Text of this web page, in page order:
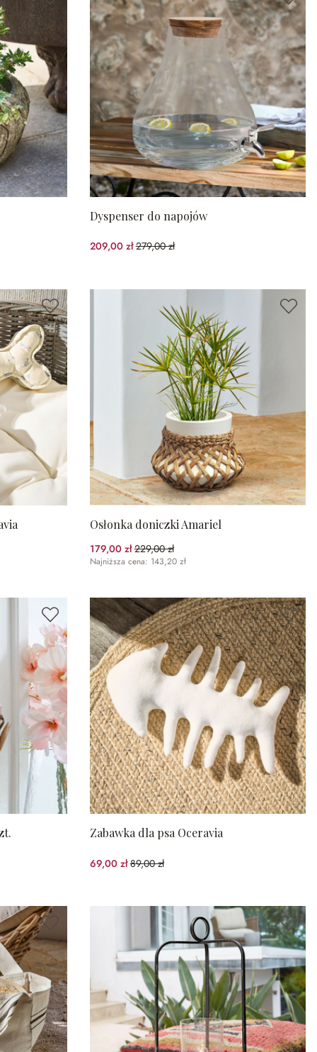
Dyspenser do napojów
209,00 zł279,00 zł
(25.09%spared)
Osłonka doniczki Amariel
179,00 zł229,00 zł
(21.83%spared)
Najniższa cena: 143,20 zł
Zabawka dla psa Oceravia
69,00 zł89,00 zł
(22.47%spared)